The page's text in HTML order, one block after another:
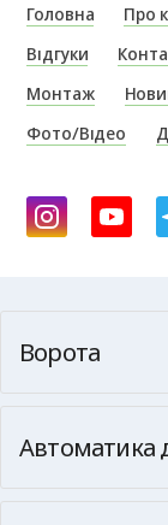
Головна Про
Відгуки
Монтаж
Фото/Відео
Ворота
Автоматика